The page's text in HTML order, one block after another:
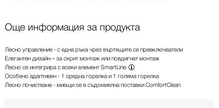
Още информация за продукта
Лесно управление - с една ръка чрез въртящите се превключватели
Елегантен дизайн – за скрит монтаж или повдигнат монтаж
Лесно се интегрира с всеки елемент SmartLine
Особено адаптивен - 1 средна горелка и 1 голяма горелка
Лесно почистване - миещи се в съдомиялна поставки ComfortClean